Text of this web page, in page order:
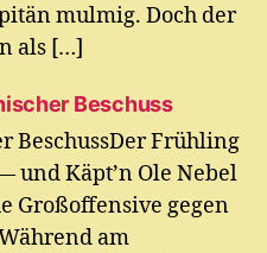
mulmig. Doch der
als […]
Beschuss
BeschussDer Frühling
Käpt’n Ole Nebel
Großoffensive gegen
am